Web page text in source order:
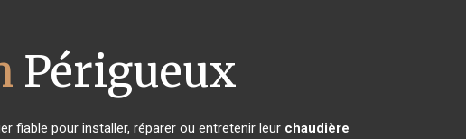
Périgueux
fiable pour installer, réparer ou entretenir leur chaudière